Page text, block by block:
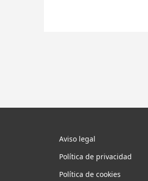
Aviso legal
Política de privacidad
Política de cookies